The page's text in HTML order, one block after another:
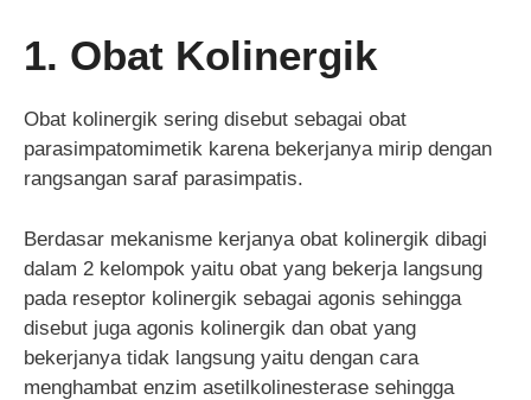
1. Obat Kolinergik
Obat kolinergik sering disebut sebagai obat
parasimpatomimetik karena bekerjanya mirip dengan
rangsangan saraf parasimpatis.
Berdasar mekanisme kerjanya obat kolinergik dibagi
dalam 2 kelompok yaitu obat yang bekerja langsung
pada reseptor kolinergik sebagai agonis sehingga
disebut juga agonis kolinergik dan obat yang
bekerjanya tidak langsung yaitu dengan cara
menghambat enzim asetilkolinesterase sehingga